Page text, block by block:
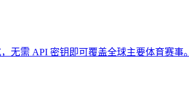
无需 API 密钥即可覆盖全球主要体育赛事。